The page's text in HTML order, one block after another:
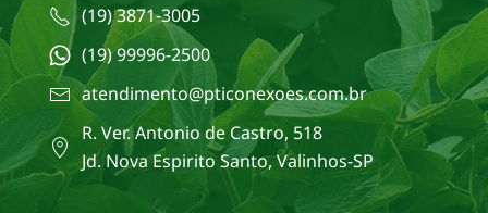
(19) 3871-3005
(19) 99996-2500
atendimento@pticonexoes.com.br
R. Ver. Antonio de Castro, 518
Jd. Nova Espirito Santo, Valinhos-SP